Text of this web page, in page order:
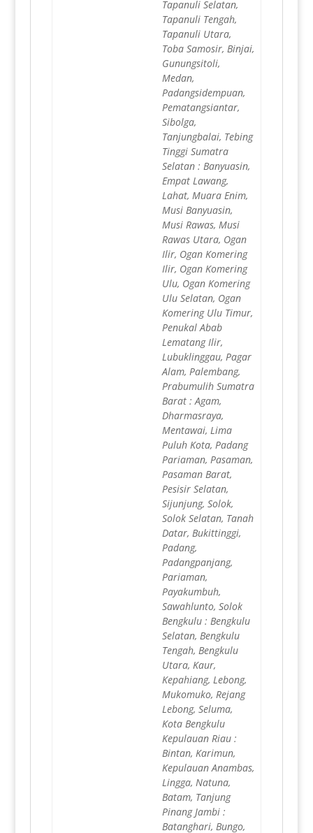
Tapanuli Selatan,
Tapanuli Tengah,
Tapanuli Utara,
Toba Samosir, Binjai,
Gunungsitoli,
Medan,
Padangsidempuan,
Pematangsiantar,
Sibolga,
Tanjungbalai, Tebing
Tinggi Sumatra
Selatan : Banyuasin,
Empat Lawang,
Lahat, Muara Enim,
Musi Banyuasin,
Musi Rawas, Musi
Rawas Utara, Ogan
Ilir, Ogan Komering
Ilir, Ogan Komering
Ulu, Ogan Komering
Ulu Selatan, Ogan
Komering Ulu Timur,
Penukal Abab
Lematang Ilir,
Lubuklinggau, Pagar
Alam, Palembang,
Prabumulih Sumatra
Barat : Agam,
Dharmasraya,
Mentawai, Lima
Puluh Kota, Padang
Pariaman, Pasaman,
Pasaman Barat,
Pesisir Selatan,
Sijunjung, Solok,
Solok Selatan, Tanah
Datar, Bukittinggi,
Padang,
Padangpanjang,
Pariaman,
Payakumbuh,
Sawahlunto, Solok
Bengkulu : Bengkulu
Selatan, Bengkulu
Tengah, Bengkulu
Utara, Kaur,
Kepahiang, Lebong,
Mukomuko, Rejang
Lebong, Seluma,
Kota Bengkulu
Kepulauan Riau :
Bintan, Karimun,
Kepulauan Anambas,
Lingga, Natuna,
Batam, Tanjung
Pinang Jambi :
Batanghari, Bungo,